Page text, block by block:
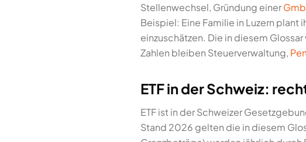
Stellenwechsel, Gründung einer
Beispiel: Eine Familie in Luzern plant
einzuschätzen. Die in diesem
Zahlen bleiben Steuerverwaltung,
ETF in der Schweiz:
ETF ist in der Schweizer
Stand 2026 gelten die in diesem